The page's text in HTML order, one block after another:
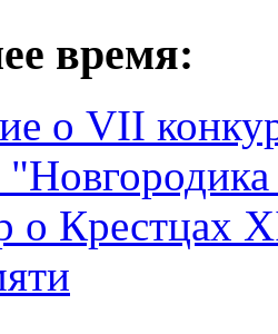
время:
о VII
о Крестцах